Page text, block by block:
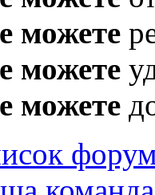
можете
можете
можете